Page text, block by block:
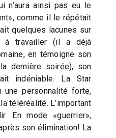
n’aura ainsi pas eu le
comme il le répétait
quelques lacunes sur
à travailler (il a déjà
en témoigne son
dernière soirée), son
indéniable. La Star
personnalité forte,
téléréalité. L’important
En mode «guerrier»,
son élimination! La